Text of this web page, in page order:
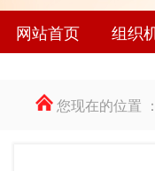
网站首页 组织
您现在的位置 ：